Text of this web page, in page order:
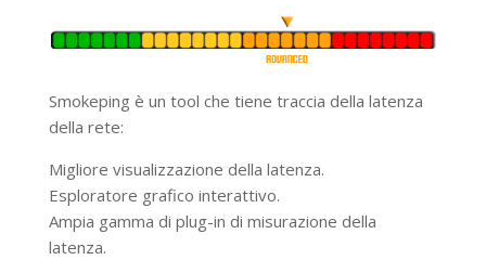
Smokeping è un tool che tiene traccia della latenza
della rete:
Migliore visualizzazione della latenza.
Esploratore grafico interattivo.
Ampia gamma di plug-in di misurazione della
latenza.